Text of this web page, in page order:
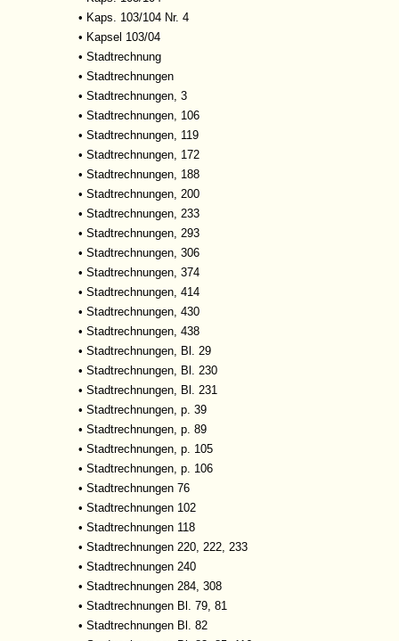
• Kaps. 103/104 Nr. 4
• Kapsel 103/04
• Stadtrechnung
• Stadtrechnungen
• Stadtrechnungen, 3
• Stadtrechnungen, 106
• Stadtrechnungen, 119
• Stadtrechnungen, 172
• Stadtrechnungen, 188
• Stadtrechnungen, 200
• Stadtrechnungen, 233
• Stadtrechnungen, 293
• Stadtrechnungen, 306
• Stadtrechnungen, 374
• Stadtrechnungen, 414
• Stadtrechnungen, 430
• Stadtrechnungen, 438
• Stadtrechnungen, Bl. 29
• Stadtrechnungen, Bl. 230
• Stadtrechnungen, Bl. 231
• Stadtrechnungen, p. 39
• Stadtrechnungen, p. 89
• Stadtrechnungen, p. 105
• Stadtrechnungen, p. 106
• Stadtrechnungen 76
• Stadtrechnungen 102
• Stadtrechnungen 118
• Stadtrechnungen 220, 222, 233
• Stadtrechnungen 240
• Stadtrechnungen 284, 308
• Stadtrechnungen Bl. 79, 81
• Stadtrechnungen Bl. 82